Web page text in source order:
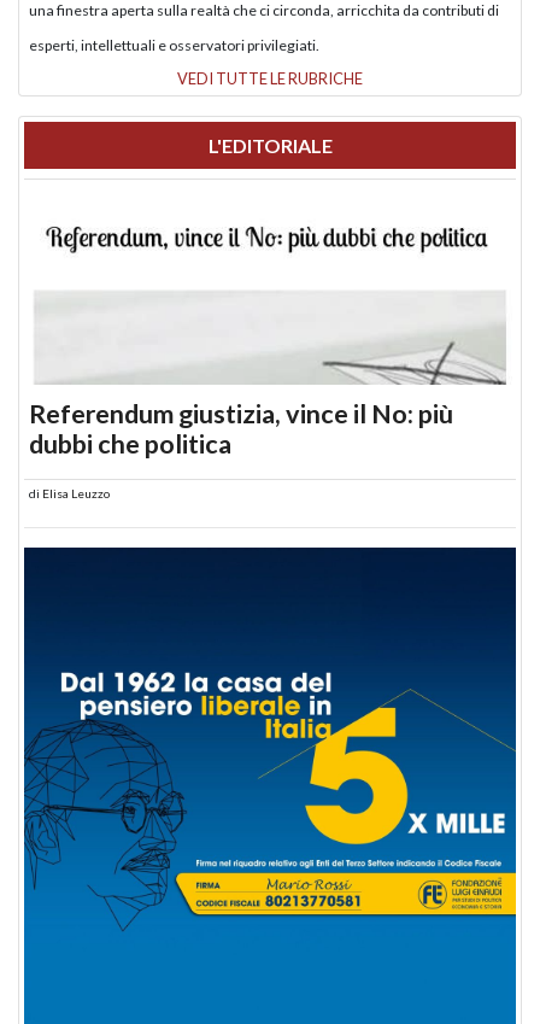
una finestra aperta sulla realtà che ci circonda, arricchita da contributi di
esperti, intellettuali e osservatori privilegiati.
VEDI TUTTE LE RUBRICHE
L'EDITORIALE
Referendum giustizia, vince il No: più
dubbi che politica
di Elisa Leuzzo